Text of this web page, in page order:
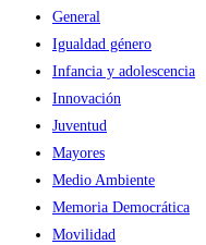
General
Igualdad género
Infancia y adolescencia
Innovación
Juventud
Mayores
Medio Ambiente
Memoria Democrática
Movilidad